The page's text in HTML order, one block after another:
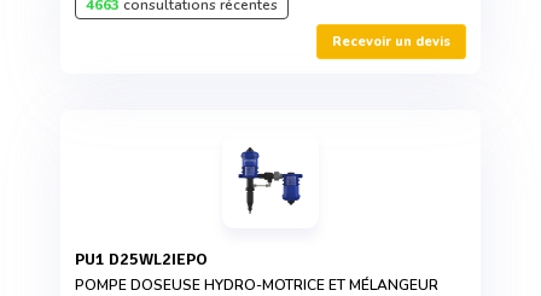
4663 consultations récentes
Recevoir un devis
PU1 D25WL2IEPO
POMPE DOSEUSE HYDRO-MOTRICE ET MÉLANGEUR